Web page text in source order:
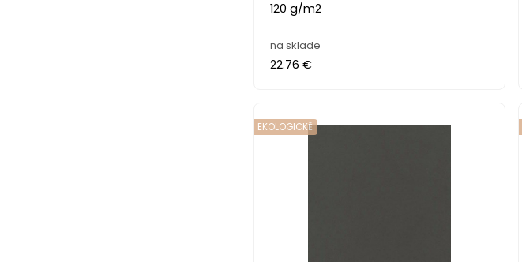
120 g/m2
na sklade
22.76 €
EKOLOGICKĚ